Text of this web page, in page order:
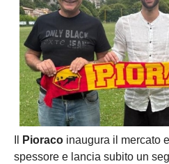
Pioraco inaugura il mercato
spessore e lancia subito un